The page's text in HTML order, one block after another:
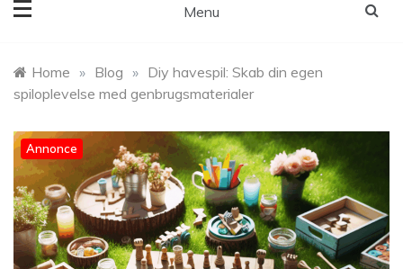
Menu
Home » Blog » Diy havespil: Skab din egen
spiloplevelse med genbrugsmaterialer
Annonce